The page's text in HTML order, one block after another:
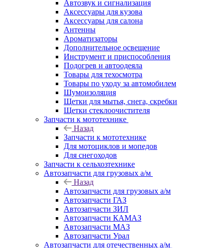
Автозвук и сигнализация
Аксессуары для кузова
Аксессуары для салона
Антенны
Ароматизаторы
Дополнительное освещение
Инструмент и приспособления
Подогрев и автоодеяла
Товары для техосмотра
Товары по уходу за автомобилем
Шумоизоляция
Щетки для мытья, снега, скребки
Щетки стеклоочистителя
Запчасти к мототехнике
Назад
Запчасти к мототехнике
Для мотоциклов и мопедов
Для снегоходов
Запчасти к сельхозтехнике
Автозапчасти для грузовых а/м
Назад
Автозапчасти для грузовых а/м
Автозапчасти ГАЗ
Автозапчасти ЗИЛ
Автозапчасти КАМАЗ
Автозапчасти МАЗ
Автозапчасти Урал
Автозапчасти для отечественных а/м